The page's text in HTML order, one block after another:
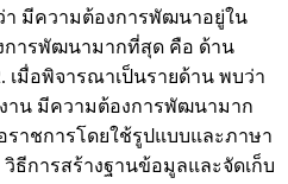
มีความต้องการพัฒนาอยู่ใน
การพัฒนามากที่สุด คือ ด้าน
มื่อพิจารณาเป็นรายด้าน พบว่า
าน มีความต้องการพัฒนามาก
าชการโดยใช้รูปแบบและภาษา
ธีการสร้างฐานข้อมูลและจัดเก็บ